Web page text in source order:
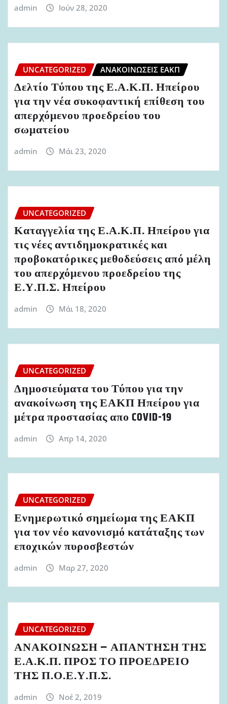
admin Ιούν 28, 2020
UNCATEGORIZED ΑΝΑΚΟΙΝΏΣΕΙΣ ΕΑΚΠ
Δελτίο Τύπου της Ε.Α.Κ.Π. Ηπείρου
για την νέα συκοφαντική επίθεση του
απερχόμενου προεδρείου του
σωματείου
admin Μάι 23, 2020
UNCATEGORIZED
Καταγγελία της Ε.Α.Κ.Π. Ηπείρου για
τις νέες αντιδημοκρατικές και
προβοκατόρικες μεθοδεύσεις από μέλη
του απερχόμενου προεδρείου της
Ε.Υ.Π.Σ. Ηπείρου
admin Μάι 18, 2020
UNCATEGORIZED
Δημοσιεύματα του Τύπου για την
ανακοίνωση της ΕΑΚΠ Ηπείρου για
μέτρα προστασίας απο COVID-19
admin Απρ 14, 2020
UNCATEGORIZED
Ενημερωτικό σημείωμα της ΕΑΚΠ
για τον νέο κανονισμό κατάταξης των
εποχικών πυροσβεστών
admin Μαρ 27, 2020
UNCATEGORIZED
ΑΝΑΚΟΙΝΩΣΗ – ΑΠΑΝΤΗΣΗ ΤΗΣ
Ε.Α.Κ.Π. ΠΡΟΣ ΤΟ ΠΡΟΕΔΡΕΙΟ
ΤΗΣ Π.Ο.Ε.Υ.Π.Σ.
admin Νοέ 2, 2019